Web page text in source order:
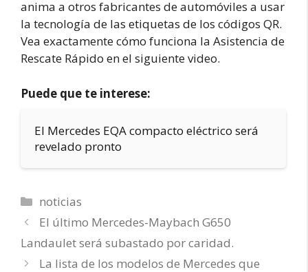
anima a otros fabricantes de automóviles a usar
la tecnología de las etiquetas de los códigos QR.
Vea exactamente cómo funciona la Asistencia de
Rescate Rápido en el siguiente video.
Puede que te interese:
El Mercedes EQA compacto eléctrico será
revelado pronto
Categorías
noticias
El último Mercedes-Maybach G650
Landaulet será subastado por caridad.
La lista de los modelos de Mercedes que